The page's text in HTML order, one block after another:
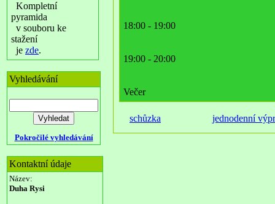
Kompletní
pyramida
v souboru ke
stažení
je zde.
Vyhledávání
Pokročilé vyhledávání
Kontaktní údaje
Název:
Duha Rysi
18:00 - 19:00
19:00 - 20:00
Večer
schůzka jednodenní